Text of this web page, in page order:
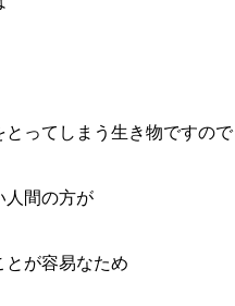
ってしまう生き物ですので
人間の方が
とが容易なため